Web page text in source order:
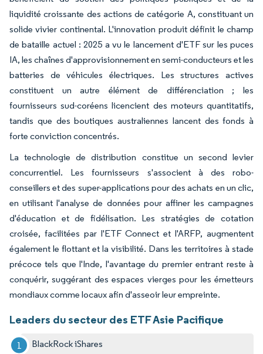
liquidité croissante des actions de catégorie A, constituant un
solide vivier continental. L'innovation produit définit le champ
de bataille actuel : 2025 a vu le lancement d'ETF sur les puces
IA, les chaînes d'approvisionnement en semi-conducteurs et les
batteries de véhicules électriques. Les structures actives
constituent un autre élément de différenciation ; les
fournisseurs sud-coréens licencient des moteurs quantitatifs,
tandis que des boutiques australiennes lancent des fonds à
forte conviction concentrés.
La technologie de distribution constitue un second levier
concurrentiel. Les fournisseurs s'associent à des robo-
conseillers et des super-applications pour des achats en un clic,
en utilisant l'analyse de données pour affiner les campagnes
d'éducation et de fidélisation. Les stratégies de cotation
croisée, facilitées par l'ETF Connect et l'ARFP, augmentent
également le flottant et la visibilité. Dans les territoires à stade
précoce tels que l'Inde, l'avantage du premier entrant reste à
conquérir, suggérant des espaces vierges pour les émetteurs
mondiaux comme locaux afin d'asseoir leur empreinte.
Leaders du secteur des ETF Asie Pacifique
BlackRock iShares